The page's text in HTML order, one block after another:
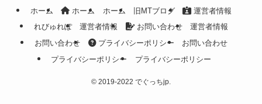
ホーム ホーム ホーム 旧MTブログ
運営者情報
れびゅれぽ
運営者情報 お問い合わせ
運営者情報
お問い合わせ
プライバシーポリシー
お問い合わせ
プライバシーポリシー
プライバシーポリシー
© 2019-2022 でぐっちjp.